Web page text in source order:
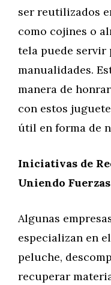
ser reutilizados
como cojines o
tela puede servir
manualidades.
manera de
con estos
útil en forma de
Iniciativas de
Uniendo
Algunas
especializan en
peluche,
recuperar